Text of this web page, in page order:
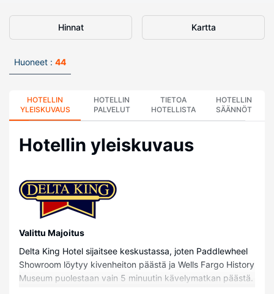
Hinnat Kartta
Huoneet : 44
HOTELLIN
YLEISKUVAUS
HOTELLIN
PALVELUT
TIETOA
HOTELLISTA
HOTELLIN
SÄÄNNÖT
Hotellin yleiskuvaus
Valittu Majoitus
Delta King Hotel sijaitsee keskustassa, joten Paddlewheel
Showroom löytyy kivenheiton päästä ja Wells Fargo History
Museum puolestaan vain 5 minuutin kävelymatkan päästä.